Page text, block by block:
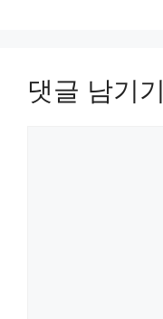
댓글 남기기